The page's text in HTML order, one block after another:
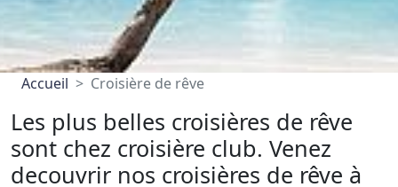
Accueil Croisière de rêve
Les plus belles croisières de rêve
sont chez croisière club. Venez
decouvrir nos croisières de rêve à